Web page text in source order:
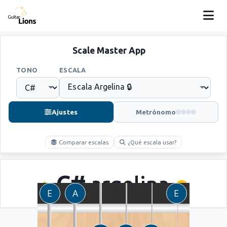
Scale Master App
TONO ESCALA
Ajustes Metrónomo
Comparar escalas ¿Qué escala usar?
C#argelina